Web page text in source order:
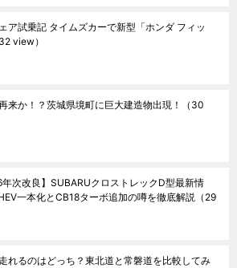
ア試乗記 タイムズカーで新型「ホンダ フィッ
32 view）
来か！？茨城県境町に巨大建造物出現！
（30
年次改良】SUBARUクロストレックD型最新情
一本化とCB18ターボ追加の噂を徹底解説 （29
れるのはどっち？東北道と常磐道を比較してみ